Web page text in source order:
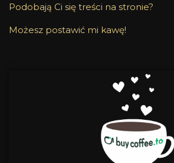
Podobają Ci się treści na stronie?
Możesz postawić mi kawę!